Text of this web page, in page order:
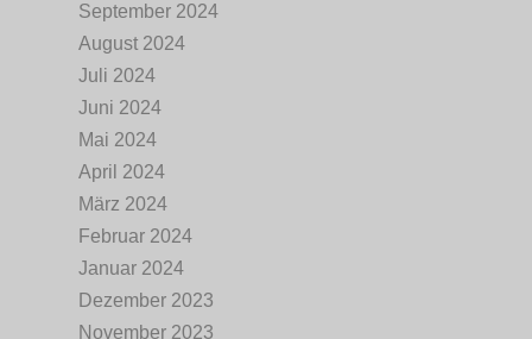
September 2024
August 2024
Juli 2024
Juni 2024
Mai 2024
April 2024
März 2024
Februar 2024
Januar 2024
Dezember 2023
November 2023